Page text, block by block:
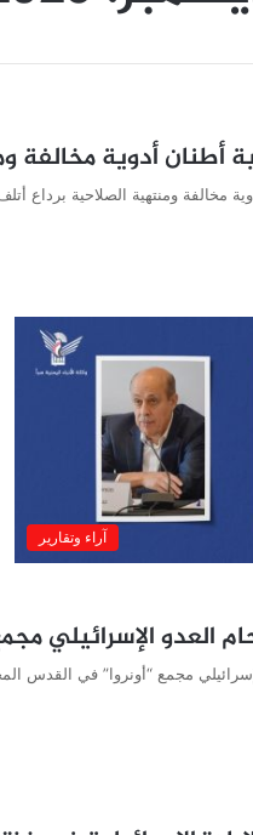
أطنان أدوية مخالفة
مخالفة ومنتهية الصلاحية برداع
آراء وتقارير
العدو الإسرائيلي
مجمع “أونروا” في القدس